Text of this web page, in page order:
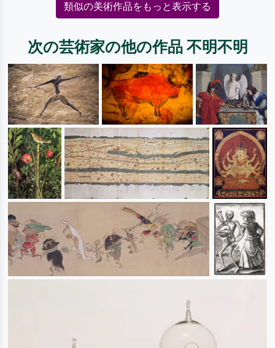
類似の美術作品をもっと表示する
次の芸術家の他の作品 不明不明